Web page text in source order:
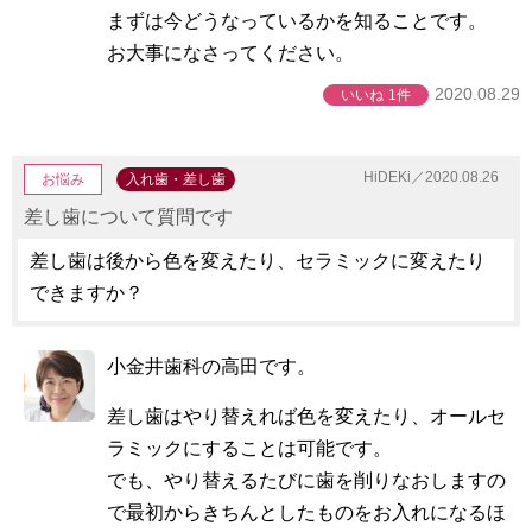
まずは今どうなっているかを知ることです。
お大事になさってください。
いいね 1件 2020.08.29
HiDEKi／2020.08.26
お悩み 入れ歯・差し歯
差し歯について質問です
差し歯は後から色を変えたり、セラミックに変えたり
できますか？
小金井歯科の高田です。
差し歯はやり替えれば色を変えたり、オールセ
ラミックにすることは可能です。
でも、やり替えるたびに歯を削りなおしますの
で最初からきちんとしたものをお入れになるほ